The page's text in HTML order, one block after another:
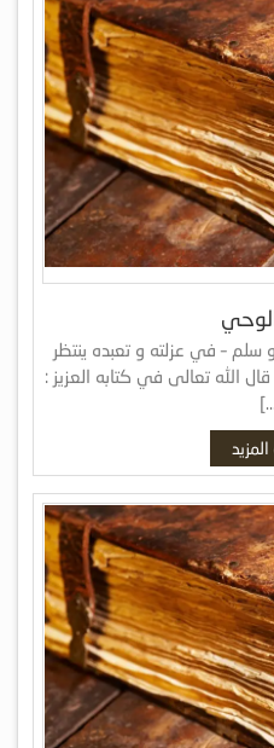
سلم – في عزلته و تعبده ينتظر
الله تعالى في كتابه العزيز :